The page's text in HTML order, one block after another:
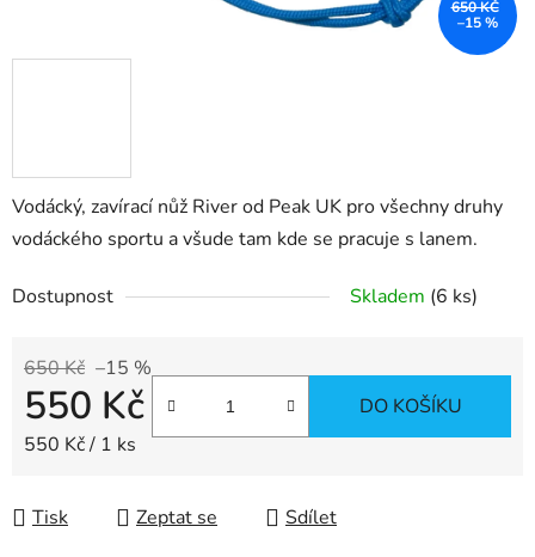
Vodácký, zavírací nůž River od Peak UK pro všechny druhy
vodáckého sportu a všude tam kde se pracuje s lanem.
Dostupnost Skladem (6 ks)
650 Kč –15 %
550 Kč
Měrná cena:
550 Kč / 1 ks
DO KOŠÍKU
Tisk Zeptat se Sdílet
650 KČ
–15 %